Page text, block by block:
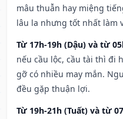
mâu thuẫn hay miệng
lâu la nhưng tốt nhất làm
Từ 17h-19h (Dậu) và từ
nếu cầu lộc, cầu tài thì đi
gỡ có nhiều may mắn.
đều gặp thuận lợi.
Từ 19h-21h (Tuất) và từ